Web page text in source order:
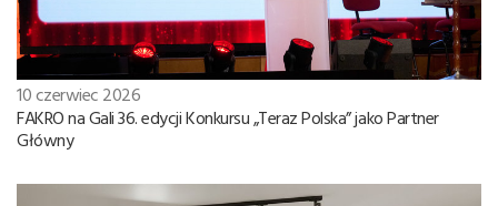
10 czerwiec 2026
FAKRO na Gali 36. edycji Konkursu „Teraz Polska” jako Partner
Główny